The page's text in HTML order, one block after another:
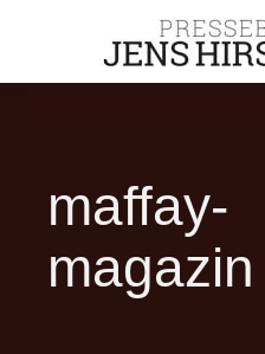
maffay-
magazin